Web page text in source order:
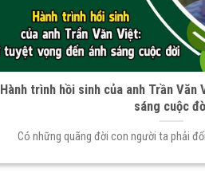
Hành trình hồi sinh của anh Trần
sáng cuộc
Có những quãng đời con người ta phải